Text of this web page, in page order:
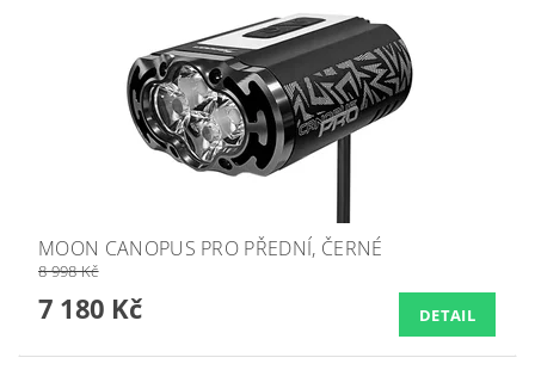
MOON CANOPUS PRO PŘEDNÍ, ČERNÉ
8 998 Kč
7 180 Kč DETAIL